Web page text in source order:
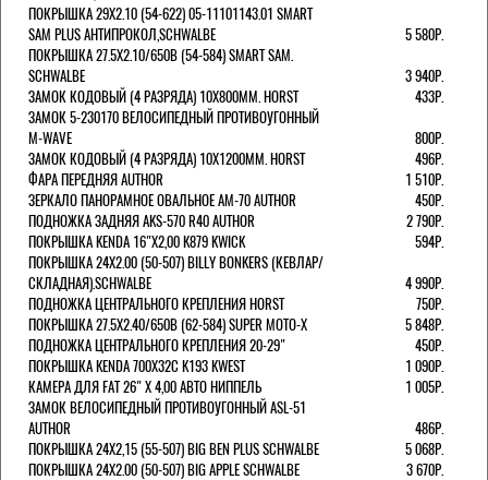
ПОКРЫШКА 29X2.10 (54-622) 05-11101143.01 SMART
SAM PLUS АНТИПРОКОЛ,SCHWALBE
5 580Р.
ПОКРЫШКА 27.5X2.10/650B (54-584) SMART SAM.
SCHWALBE
3 940Р.
ЗАМОК КОДОВЫЙ (4 РАЗРЯДА) 10Х800ММ. HORST
433Р.
ЗАМОК 5-230170 ВЕЛОСИПЕДНЫЙ ПРОТИВОУГОННЫЙ
M-WAVE
800Р.
ЗАМОК КОДОВЫЙ (4 РАЗРЯДА) 10Х1200ММ. HORST
496Р.
ФАРА ПЕРЕДНЯЯ AUTHOR
1 510Р.
ЗЕРКАЛО ПАНОРАМНОЕ ОВАЛЬНОЕ AM-70 AUTHOR
450Р.
ПОДНОЖКА ЗАДНЯЯ AKS-570 R40 AUTHOR
2 790Р.
ПОКРЫШКА KENDA 16"Х2,00 K879 KWICK
594Р.
ПОКРЫШКА 24X2.00 (50-507) BILLY BONKERS (КЕВЛАР/
СКЛАДНАЯ).SCHWALBE
4 990Р.
ПОДНОЖКА ЦЕНТРАЛЬНОГО КРЕПЛЕНИЯ HORST
750Р.
ПОКРЫШКА 27.5X2.40/650B (62-584) SUPER MOTO-X
5 848Р.
ПОДНОЖКА ЦЕНТРАЛЬНОГО КРЕПЛЕНИЯ 20-29"
450Р.
ПОКРЫШКА KENDA 700Х32С K193 KWEST
1 090Р.
КАМЕРА ДЛЯ FAT 26" X 4,00 АВТО НИППЕЛЬ
1 005Р.
ЗАМОК ВЕЛОСИПЕДНЫЙ ПРОТИВОУГОННЫЙ ASL-51
AUTHOR
486Р.
ПОКРЫШКА 24X2,15 (55-507) BIG BEN PLUS SCHWALBE
5 068Р.
ПОКРЫШКА 24X2.00 (50-507) BIG APPLE SCHWALBE
3 670Р.